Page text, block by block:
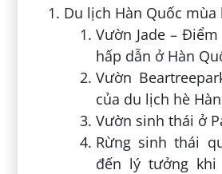
Du lịch Hàn Quốc mùa
Vườn Jade –
hấp dẫn ở Hàn
Vườn
của du lịch hè
Vườn sinh thái ở
Rừng sinh thái
đến lý tưởng